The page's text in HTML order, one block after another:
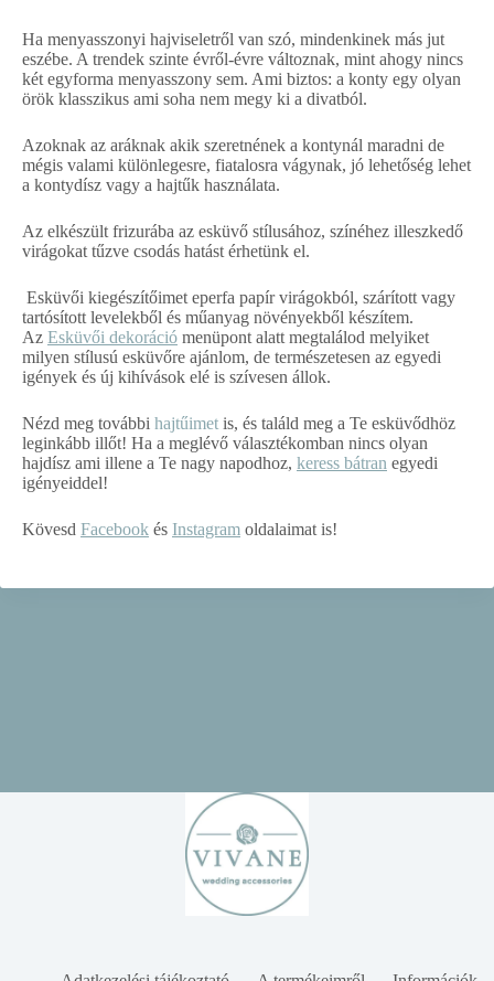
Ha menyasszonyi hajviseletről van szó, mindenkinek más jut
eszébe. A trendek szinte évről-évre változnak, mint ahogy nincs
két egyforma menyasszony sem. Ami biztos: a konty egy olyan
örök klasszikus ami soha nem megy ki a divatból.
Azoknak az aráknak akik szeretnének a kontynál maradni de
mégis valami különlegesre, fiatalosra vágynak, jó lehetőség lehet
a kontydísz vagy a hajtűk használata.
Az elkészült frizurába az esküvő stílusához, színéhez illeszkedő
virágokat tűzve csodás hatást érhetünk el.
Esküvői kiegészítőimet eperfa papír virágokból, szárított vagy
tartósított levelekből és műanyag növényekből készítem.
Az Esküvői dekoráció menüpont alatt megtalálod melyiket
milyen stílusú esküvőre ajánlom, de természetesen az egyedi
igények és új kihívások elé is szívesen állok.
Nézd meg további hajtűimet is, és találd meg a Te esküvődhöz
leginkább illőt! Ha a meglévő választékomban nincs olyan
hajdísz ami illene a Te nagy napodhoz, keress bátran egyedi
igényeiddel!
Kövesd Facebook és Instagram oldalaimat is!